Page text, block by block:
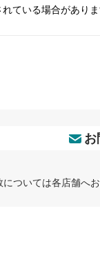
れている場合があり
お
ついては各店舗へお